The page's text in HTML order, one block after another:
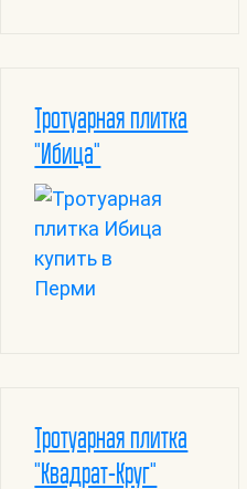
Тротуарная плитка
"Ибица"
Тротуарная плитка
"Квадрат-Круг"